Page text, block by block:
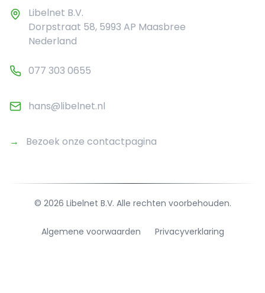
Libelnet B.V.
Dorpstraat 58, 5993 AP Maasbree
Nederland
077 303 0655
hans@libelnet.nl
→ Bezoek onze contactpagina
© 2026 Libelnet B.V. Alle rechten voorbehouden.
Algemene voorwaarden Privacyverklaring